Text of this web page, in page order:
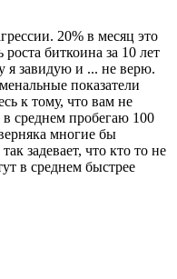
20% в месяц это
биткоина за 10 лет
я завидую и ... не верю.
показатели
к тому, что вам не
среднем пробегаю 100
многие бы
задевает, что кто то не
в среднем быстрее